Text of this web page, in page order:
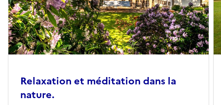
Relaxation et méditation dans la
nature.